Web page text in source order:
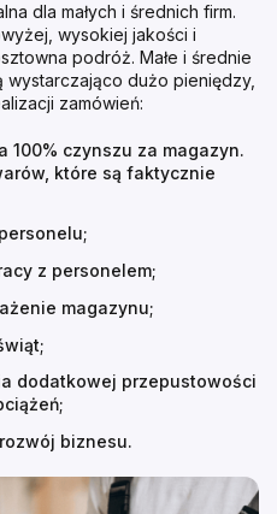
dla małych i średnich firm.
wysokiej jakości i
podróż. Małe i średnie
wystarczająco dużo pieniędzy,
zamówień:
100% czynszu za magazyn.
które są faktycznie
z personelem;
magazynu;
dodatkowej przepustowości
biznesu.